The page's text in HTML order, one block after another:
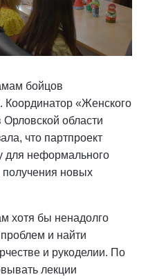
бойцов
Координатор «Женского
области
что партпроект
для неформального
новых
хотя бы ненадолго
и найти
и рукоделии. По
лекции